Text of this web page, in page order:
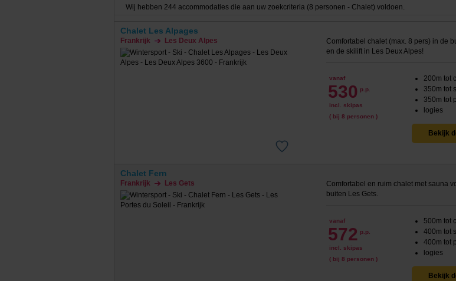
Wij hebben 244 accommodaties die aan uw zoekcriteria (8 personen - Chalet) voldoen.
Chalet Les Alpages
Frankrijk Les Deux Alpes
Comfortabel chalet (max. 8 pers) in de
en de skilift in Les Deux Alpes!
vanaf
530 p.p.
incl. skipas
( bij 8 personen )
200m tot
350m tot
350m tot
logies
Bekijk
Chalet Fern
Frankrijk Les Gets
Comfortabel en ruim chalet met sauna
buiten Les Gets.
vanaf
572 p.p.
incl. skipas
( bij 8 personen )
500m tot
400m tot
400m tot
logies
Bekijk